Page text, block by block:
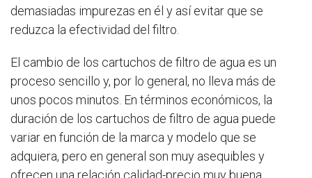
demasiadas impurezas en él y así evitar que se
reduzca la efectividad del filtro.
El cambio de los cartuchos de filtro de agua es un
proceso sencillo y, por lo general, no lleva más de
unos pocos minutos. En términos económicos, la
duración de los cartuchos de filtro de agua puede
variar en función de la marca y modelo que se
adquiera, pero en general son muy asequibles y
ofrecen una relación calidad-precio muy buena.